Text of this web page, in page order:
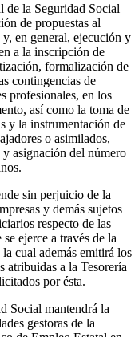
de la Seguridad Social
de propuestas al
en general, ejecución y
a la inscripción de
formalización de
contingencias de
profesionales, en los
así como la toma de
y la instrumentación de
o asimilados,
asignación del número
sin perjuicio de la
y demás sujetos
respecto de las
ejerce a través de la
cual además emitirá los
atribuidas a la Tesorería
por ésta.
Social mantendrá la
gestoras de la